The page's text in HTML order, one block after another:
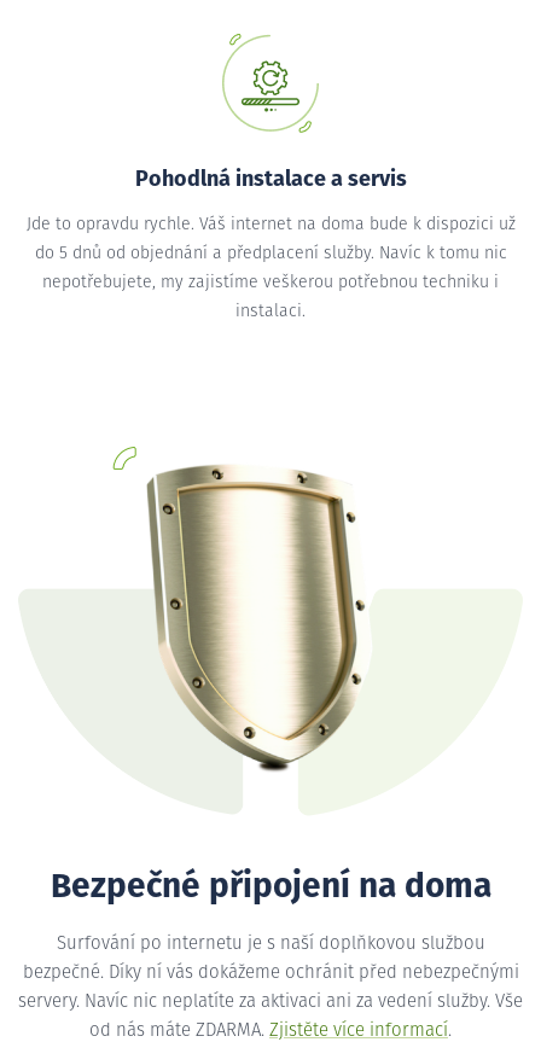
Pohodlná instalace a servis
Jde to opravdu rychle. Váš internet na doma bude k dispozici už
do 5 dnů od objednání a předplacení služby. Navíc k tomu nic
nepotřebujete, my zajistíme veškerou potřebnou techniku i
instalaci.
Bezpečné připojení na doma
Surfování po internetu je s naší doplňkovou službou
bezpečné. Díky ní vás dokážeme ochránit před nebezpečnými
servery. Navíc nic neplatíte za aktivaci ani za vedení služby. Vše
od nás máte ZDARMA. Zjistěte více informací.